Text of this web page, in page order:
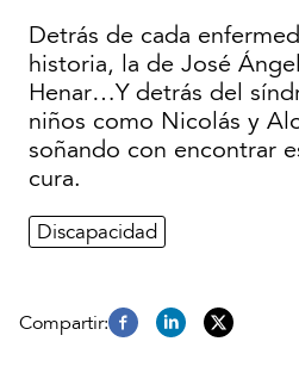
Detrás de cada
historia, la de José
Henar…Y detrás del
niños como Nicolás y
soñando con encontrar
cura.
Discapacidad